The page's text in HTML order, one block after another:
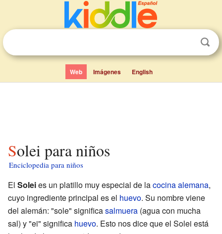
Web Imágenes English
Solei para niños
Enciclopedia para niños
El Soleies un platillo muy especial de lacocina alemana,
cuyo ingrediente principal es el huevo. Su nombre viene
del alemán: "sole" significasalmuera (agua con mucha
sal) y "ei" significa huevo. Esto nos dice que el Solei está